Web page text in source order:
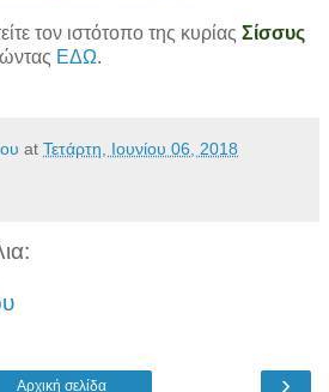
τον ιστότοπο της κυρίας Σίσσυς
ΕΔΩ.
at Τετάρτη, Ιουνίου 06, 2018
›
Αρχική σελίδα